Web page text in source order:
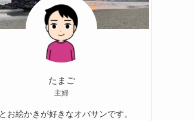
たまご
主婦
お絵かきが好きなオバサンです。